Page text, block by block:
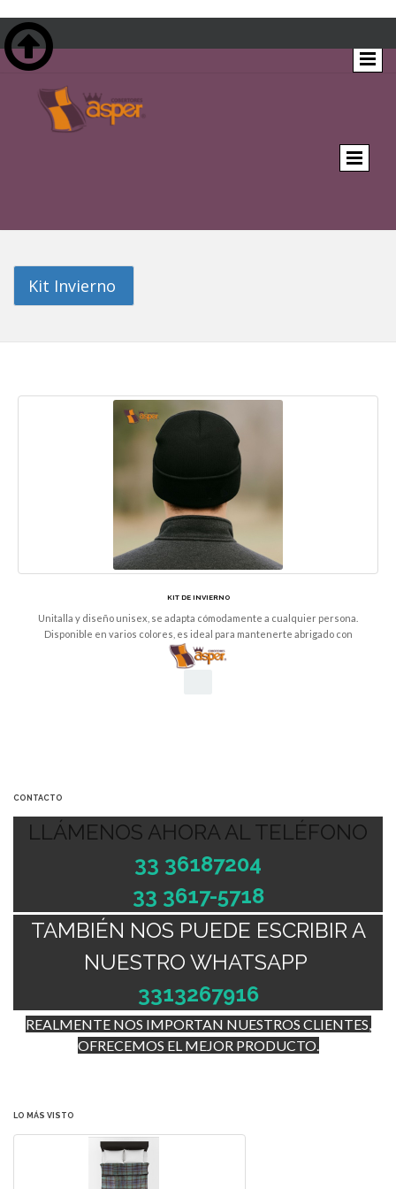
Kit Invierno
KIT DE INVIERNO
Unitalla y diseño unisex, se adapta cómodamente a cualquier persona.
Disponible en varios colores, es ideal para mantenerte abrigado con
CONTACTO
LLÁMENOS AHORA AL TELÉFONO
33 36187204
33 3617-5718
TAMBIÉN NOS PUEDE ESCRIBIR A
NUESTRO WHATSAPP
3313267916
REALMENTE NOS IMPORTAN NUESTROS CLIENTES,
OFRECEMOS EL MEJOR PRODUCTO.
LO MÁS VISTO
COBIJA PROVIDENCIA,
